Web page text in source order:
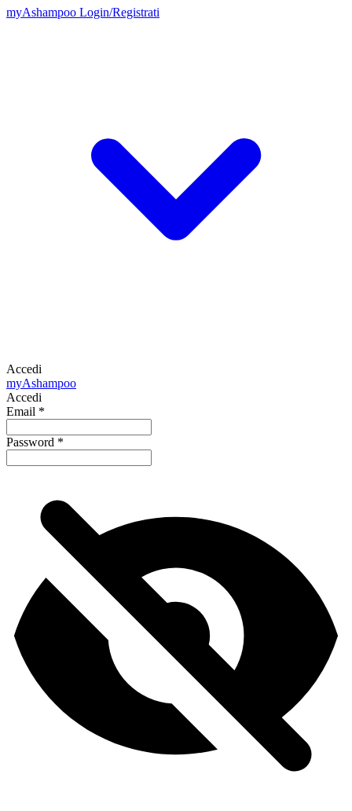
myAshampoo Login/Registrati
Accedi
myAshampoo
Accedi
Email *
Password *